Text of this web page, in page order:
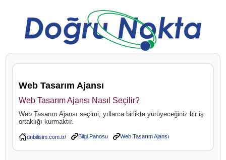
Web Tasarım Ajansı
Web Tasarım Ajansı Nasıl Seçilir?
Web Tasarım Ajansı seçimi, yıllarca birlikte yürüyeceğiniz bir iş
ortaklığı kurmaktır.
Bilgi Panosu Web Tasarım Ajansı